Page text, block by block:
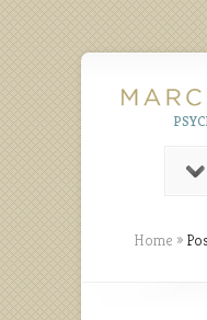
Home »